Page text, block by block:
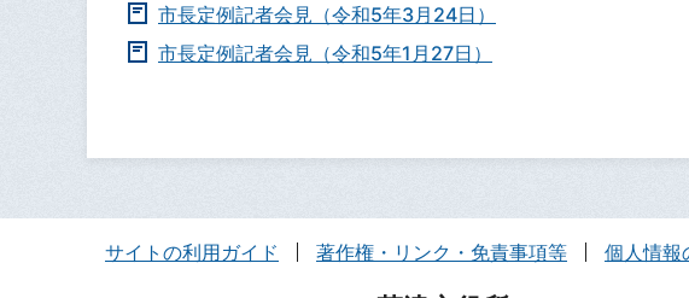
市長定例記者会見（令和5年3月24日）
市長定例記者会見（令和5年1月27日）
サイトの利用ガイド 著作権・リンク・免責事項等 個人情報